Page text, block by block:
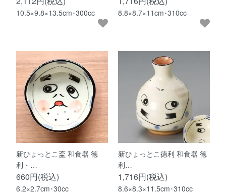
10.5×9.8×13.5cm･300cc 8.8×8.7×11cm･310cc
新ひょっとこ盃 和食器 徳
利・…
660円(税込)
6.2×2.7cm･30cc
新ひょっとこ徳利 和食器 徳
利…
1,716円(税込)
8.6×8.3×11.5cm･310cc